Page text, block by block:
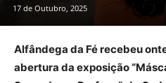
17 de Outubro, 2025
Alfândega da Fé recebeu
abertura da exposição